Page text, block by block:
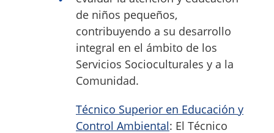
de niños pequeños,
contribuyendo a su desarrollo
integral en el ámbito de los
Servicios Socioculturales y a la
Comunidad.
Técnico Superior en Educación y
Control Ambiental: El Técnico